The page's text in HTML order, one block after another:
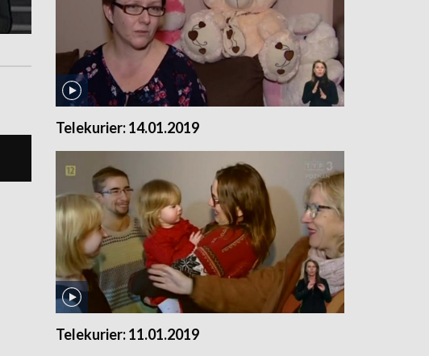
Telekurier: 14.01.2019
Telekurier: 11.01.2019